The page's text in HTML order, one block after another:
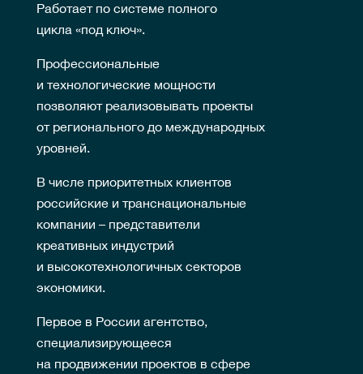
Работает по системе полного
цикла «под ключ».
Профессиональные
и технологические мощности
позволяют реализовывать проекты
от регионального до международных
уровней.
В числе приоритетных клиентов
российские и транснациональные
компании – представители
креативных индустрий
и высокотехнологичных секторов
экономики.
Первое в России агентство,
специализирующееся
на продвижении проектов в сфере